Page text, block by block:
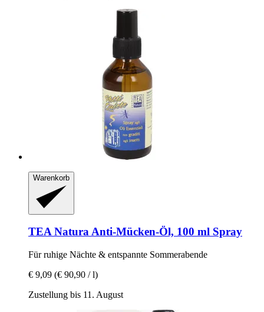
Warenkorb
TEA NaturaAnti-​Mücken-​Öl, 100 ml Spray
Für ruhige Nächte & entspannte Sommerabende
€ 9,09 (€ 90,90 / l)
Zustellung bis 11. August